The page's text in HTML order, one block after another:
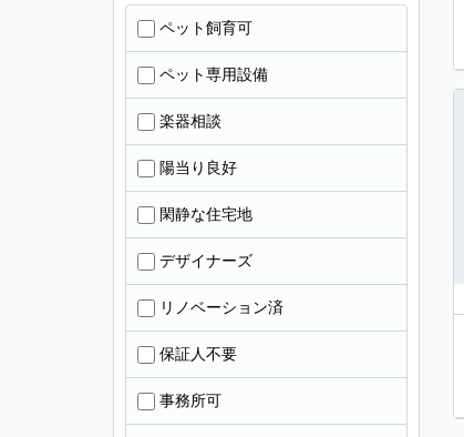
ペット飼育可
ペット専用設備
楽器相談
陽当り良好
閑静な住宅地
デザイナーズ
リノベーション済
保証人不要
事務所可